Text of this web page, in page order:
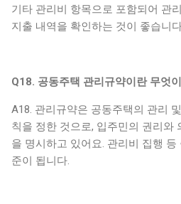
기타 관리비 항목으로 포함되어 관
지출 내역을 확인하는 것이 좋습니
Q18. 공동주택 관리규약이란 무엇
A18. 관리규약은 공동주택의 관리
칙을 정한 것으로, 입주민의 권리와
을 명시하고 있어요. 관리비 집행 등
준이 됩니다.